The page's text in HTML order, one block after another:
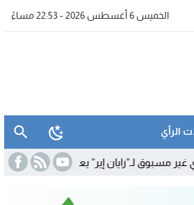
الخميس 6 أغسطس 2026 - 22:53 مساءً
الرأي
إير” يعزز الربط الجوي للداخلة مع أوروبا